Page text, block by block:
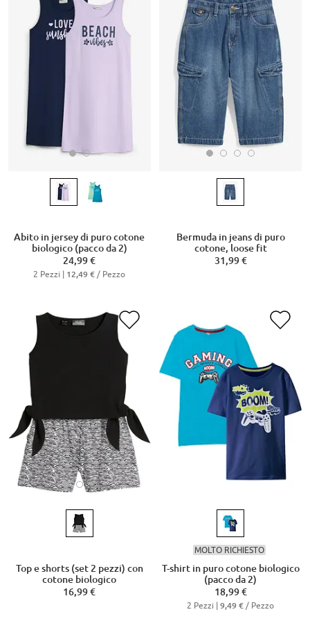
Abito in jersey di puro cotone
biologico (pacco da 2)
24,99 €
2 Pezzi | 12,49 € / Pezzo
Bermuda in jeans di puro
cotone, loose fit
31,99 €
Top e shorts (set 2 pezzi) con
cotone biologico
16,99 €
MOLTO RICHIESTO
T-shirt in puro cotone biologico
(pacco da 2)
18,99 €
2 Pezzi | 9,49 € / Pezzo